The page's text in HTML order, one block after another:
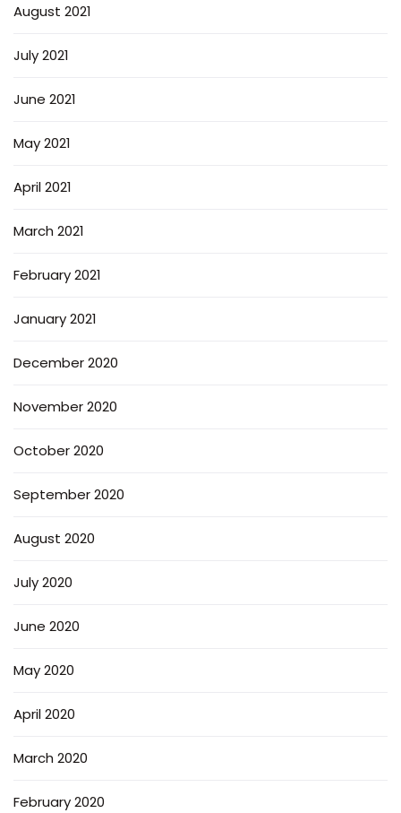
August 2021
July 2021
June 2021
May 2021
April 2021
March 2021
February 2021
January 2021
December 2020
November 2020
October 2020
September 2020
August 2020
July 2020
June 2020
May 2020
April 2020
March 2020
February 2020